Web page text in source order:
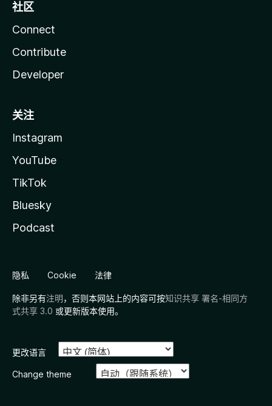
社区
Connect
Contribute
Developer
关注
Instagram
YouTube
TikTok
Bluesky
Podcast
隐私 Cookie 法律
除非另有注明，否则本网站上的内容可按知识共享 署名-相同方
式共享 3.0 或更新版本使用。
更改语言
Change theme